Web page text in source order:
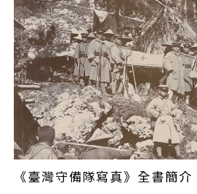
文化中心典藏的1931年《步兵第
當時的情況。受到此次裁軍的影
守備司令部被廢除，而原本的臺
稱「臺灣守備司令部」，駐臺部
統轄。
二、轉守為攻－飛行第八聯隊
《臺灣守備隊寫真》全書簡介